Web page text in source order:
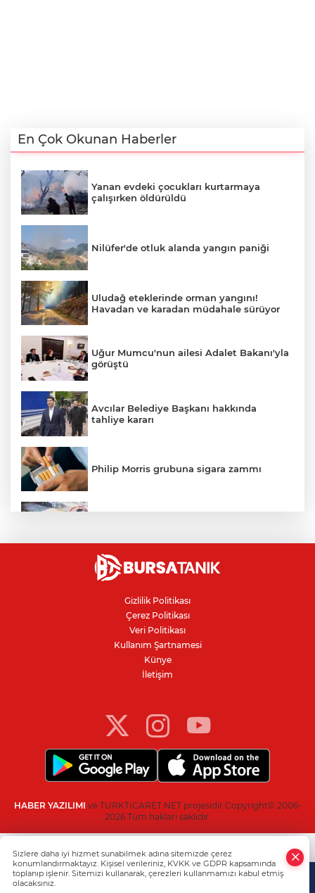
En Çok Okunan Haberler
Yanan evdeki çocukları kurtarmaya
çalışırken öldürüldü
Nilüfer'de otluk alanda yangın paniği
Uludağ eteklerinde orman yangını!
Havadan ve karadan müdahale sürüyor
Uğur Mumcu'nun ailesi Adalet Bakanı'yla
görüştü
Avcılar Belediye Başkanı hakkında
tahliye kararı
Philip Morris grubuna sigara zammı
Nilüfer'de kaldırım işgallerine zabıta
denetimi
Bursa'da 100 dönümde hayvansal
gübreyle nektarin ve armut üretiyor
Resmi Gazete’de yayımlandı: Kritik yeşil
Gizlilik Politikası
Çerez Politikası
Veri Politikası
Kullanım Şartnamesi
Künye
İletişim
HABER YAZILIMI ve TURKTICARET.NET projesidir Copyright© 2006-
2026 Tüm hakları saklıdır.
Sizlere daha iyi hizmet sunabilmek adına sitemizde çerez
konumlandırmaktayız. Kişisel verileriniz, KVKK ve GDPR kapsamında
toplanıp işlenir. Sitemizi kullanarak, çerezleri kullanmamızı kabul etmiş
olacaksınız.